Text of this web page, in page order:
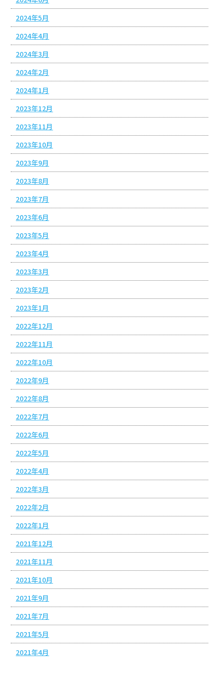
2024年5月
2024年4月
2024年3月
2024年2月
2024年1月
2023年12月
2023年11月
2023年10月
2023年9月
2023年8月
2023年7月
2023年6月
2023年5月
2023年4月
2023年3月
2023年2月
2023年1月
2022年12月
2022年11月
2022年10月
2022年9月
2022年8月
2022年7月
2022年6月
2022年5月
2022年4月
2022年3月
2022年2月
2022年1月
2021年12月
2021年11月
2021年10月
2021年9月
2021年7月
2021年5月
2021年4月